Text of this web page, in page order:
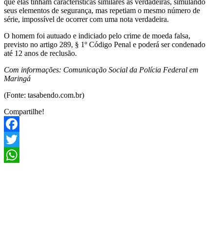
seus elementos de segurança, mas repetiam o mesmo número de
série, impossível de ocorrer com uma nota verdadeira.
O homem foi autuado e indiciado pelo crime de moeda falsa,
previsto no artigo 289, § 1º Código Penal e poderá ser condenado
até 12 anos de reclusão.
Com informações: Comunicação Social da Polícia Federal em
Maringá
(Fonte: tasabendo.com.br)
Compartilhe!
Facebook
Twitter